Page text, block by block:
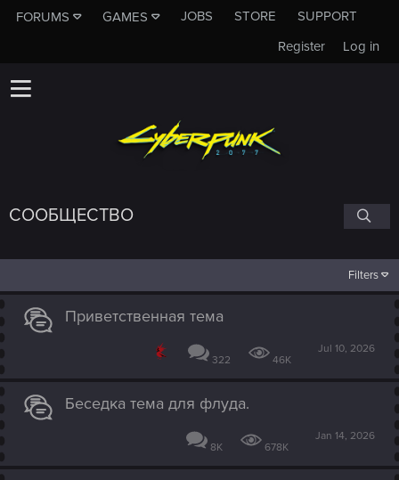
FORUMS GAMES JOBS STORE
SUPPORT
Log in
Register
СООБЩЕСТВО
Filters
Приветственная тема
322 46K
Jul 10, 2026
Беседка тема для флуда.
8K 678K
Jan 14, 2026